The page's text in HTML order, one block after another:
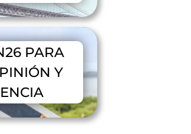
PARA
Y